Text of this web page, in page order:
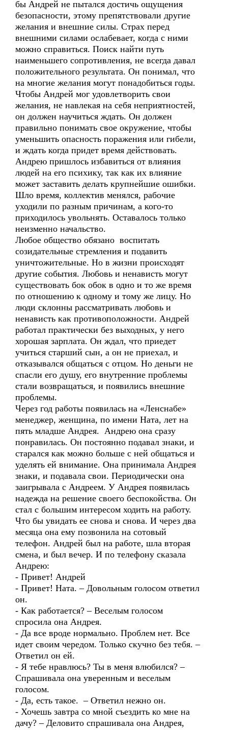
бы Андрей не пытался достичь ощущения
безопасности, этому препятствовали другие
желания и внешние силы. Страх перед
внешними силами ослабевает, когда с ними
можно справиться. Поиск найти путь
наименьшего сопротивления, не всегда давал
положительного результата. Он понимал, что
на многие желания могут понадобиться годы.
Чтобы Андрей мог удовлетворить свои
желания, не навлекая на себя неприятностей,
он должен научиться ждать. Он должен
правильно понимать свое окружение, чтобы
уменьшить опасность поражения или гибели,
и ждать когда придет время действовать.
Андрею пришлось избавиться от влияния
людей на его психику, так как их влияние
может заставить делать крупнейшие ошибки.
Шло время, коллектив менялся, рабочие
уходили по разным причинам, а кого-то
приходилось увольнять. Оставалось только
неизменно начальство.
Любое общество обязано воспитать
созидательные стремления и подавить
уничтожительные. Но в жизни происходят
другие события. Любовь и ненависть могут
существовать бок обок в одно и то же время
по отношению к одному и тому же лицу. Но
люди склонны рассматривать любовь и
ненависть как противоположности. Андрей
работал практически без выходных, у него
хорошая зарплата. Он ждал, что приедет
учиться старший сын, а он не приехал, и
отказывался общаться с отцом. Но деньги не
спасли его душу, его внутренние проблемы
стали возвращаться, и появились внешние
проблемы.
Через год работы появилась на «Ленснабе»
менеджер, женщина, по имени Ната, лет на
пять младше Андрея. Андрею она сразу
понравилась. Он постоянно подавал знаки, и
старался как можно больше с ней общаться и
уделять ей внимание. Она принимала Андрея
знаки, и подавала свои. Периодически она
заигрывала с Андреем. У Андрея появилась
надежда на решение своего беспокойства. Он
стал с большим интересом ходить на работу.
Что бы увидать ее снова и снова. И через два
месяца она ему позвонила на сотовый
телефон. Андрей был на работе, шла вторая
смена, и был вечер. И по телефону сказала
Андрею:
- Привет! Андрей
- Привет! Ната. – Довольным голосом ответил
он.
- Как работается? – Веселым голосом
спросила она Андрея.
- Да все вроде нормально. Проблем нет. Все
идет своим чередом. Только скучно без тебя. –
Ответил он ей.
- Я тебе нравлюсь? Ты в меня влюбился? –
Спрашивала она уверенным и веселым
голосом.
- Да, есть такое. – Ответил нежно он.
- Хочешь завтра со мной съездить ко мне на
дачу? – Деловито спрашивала она Андрея,